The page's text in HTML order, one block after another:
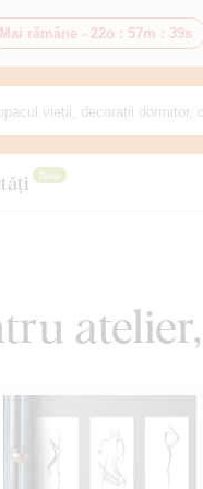
Mai rămâne - 22o : 57m : 38s
Nou